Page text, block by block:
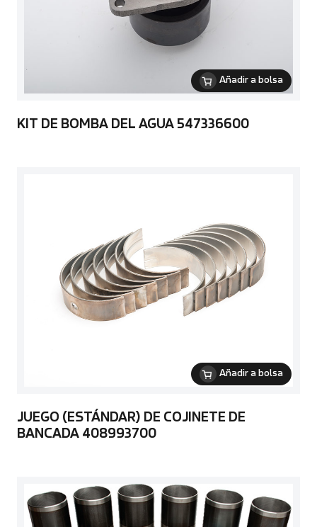
Añadir a bolsa
KIT DE BOMBA DEL AGUA 547336600
Añadir a bolsa
JUEGO (ESTÁNDAR) DE COJINETE DE
BANCADA 408993700